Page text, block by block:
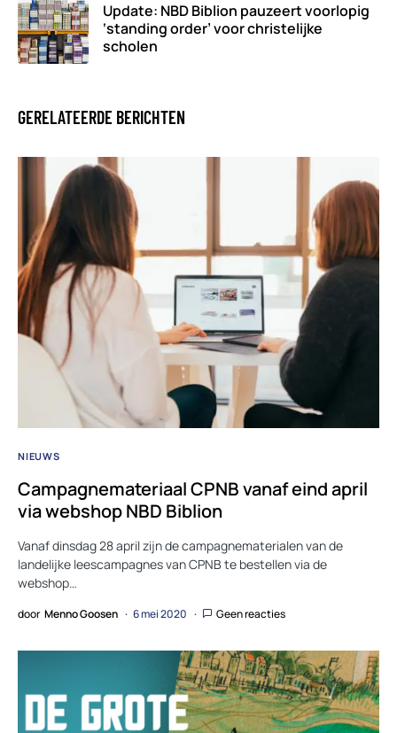
Update: NBD Biblion pauzeert voorlopig
‘standing order’ voor christelijke
scholen
GERELATEERDE BERICHTEN
NIEUWS
Campagnemateriaal CPNB vanaf eind april
via webshop NBD Biblion
Vanaf dinsdag 28 april zijn de campagnematerialen van de
landelijke leescampagnes van CPNB te bestellen via de
webshop…
door Menno Goosen 6 mei 2020 Geen reacties